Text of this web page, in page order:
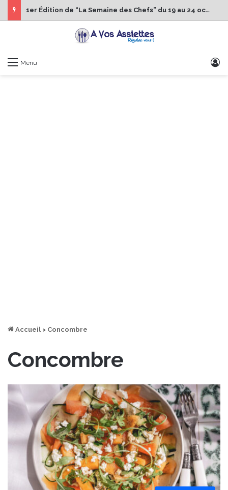
1er Édition de “La Semaine des Chefs” du 19 au 24 octobre 2026
Menu
Accueil > Concombre
Concombre